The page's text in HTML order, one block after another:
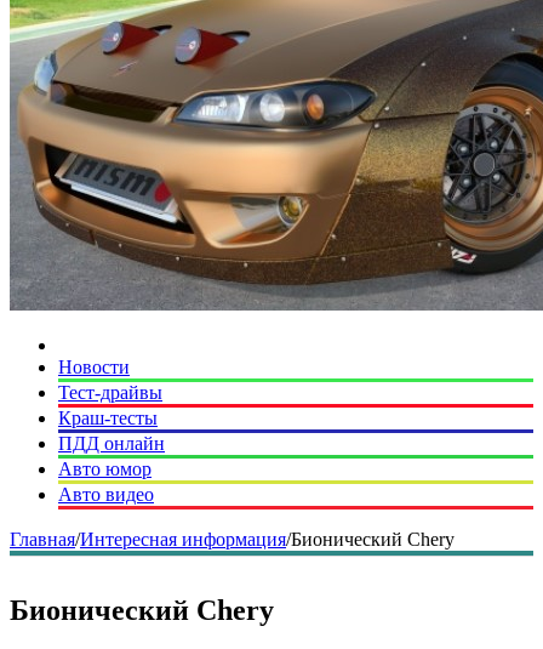
Новости
Тест-драйвы
Краш-тесты
ПДД онлайн
Авто юмор
Авто видео
Главная/Интересная информация/Бионический Chery
Бионический Chery